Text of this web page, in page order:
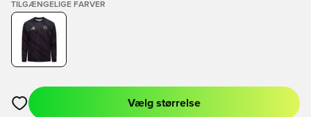
TILGÆNGELIGE FARVER
Åbner en Modal til at logge ind eller tilmelde dig som medlem
Vælg størrelse